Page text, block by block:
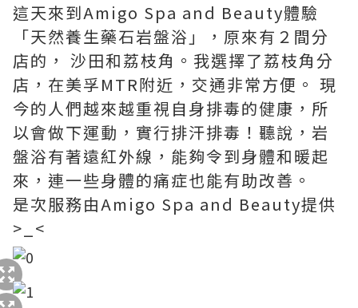
這天來到Amigo Spa and Beauty體驗
「天然養生藥石岩盤浴」，原來有２間分
店的， 沙田和荔枝角。我選擇了荔枝角分
店，在美孚MTR附近，交通非常方便。 現
今的人們越來越重視自身排毒的健康，所
以會做下運動，實行排汗排毒！聽說，岩
盤浴有著遠紅外線，能夠令到身體和暖起
來，連一些身體的痛症也能有助改善。
是次服務由Amigo Spa and Beauty提供
>_<